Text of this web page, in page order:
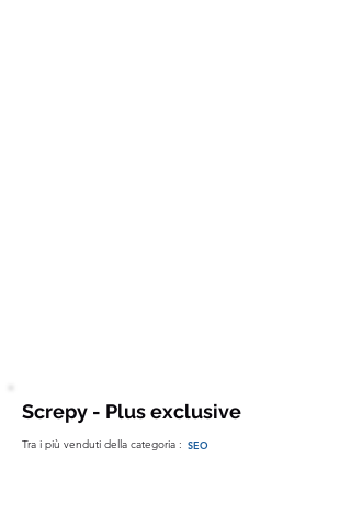
Screpy - Plus exclusive
Tra i più venduti della categoria : SEO